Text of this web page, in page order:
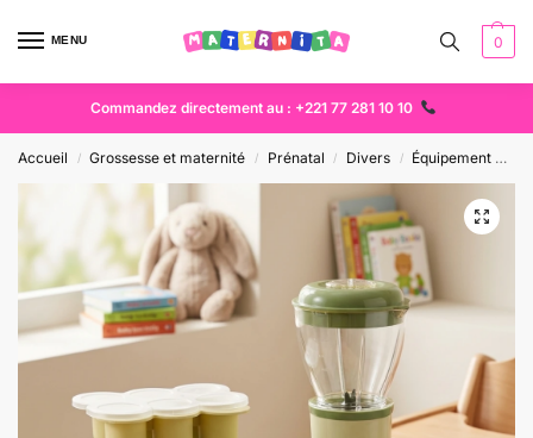
MENU 0
Commandez directement au : +221 77 281 10 10
Accueil / Grossesse et maternité / Prénatal / Divers / Équipement bébé